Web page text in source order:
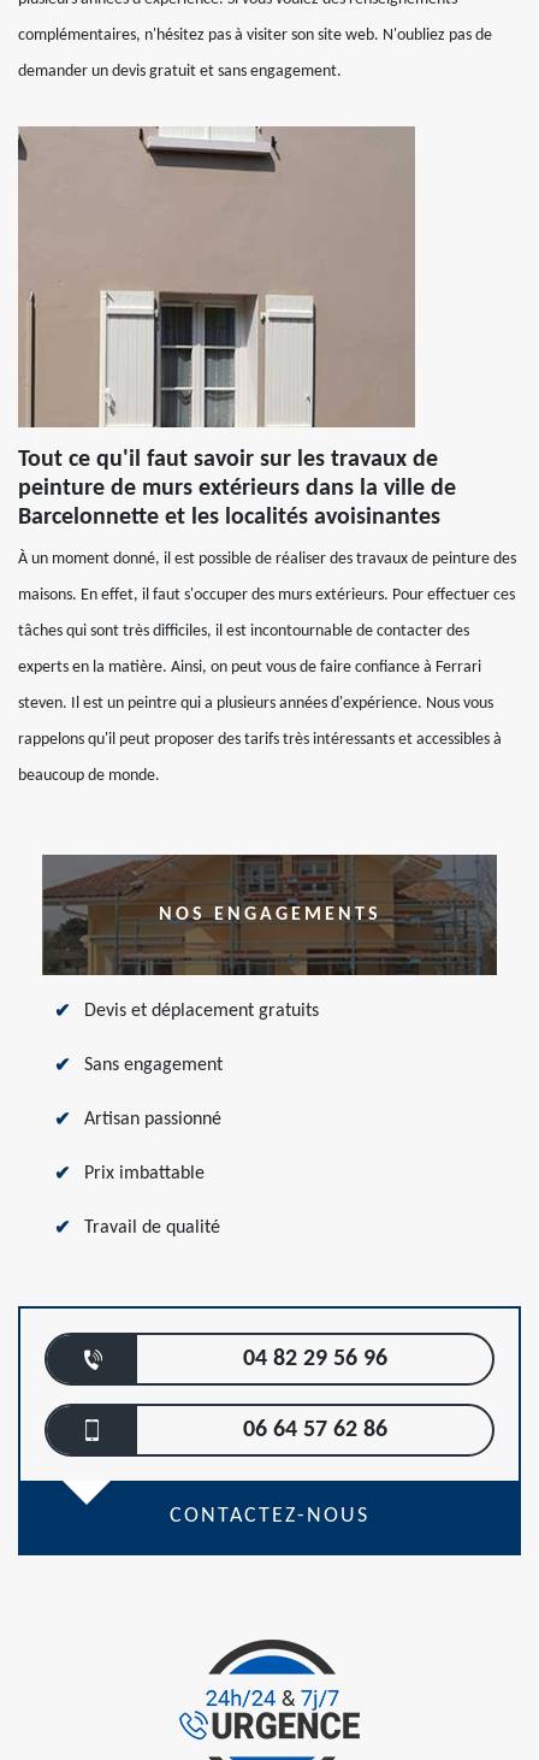
complémentaires, n'hésitez pas à visiter son site web. N'oubliez pas de
demander un devis gratuit et sans engagement.
Tout ce qu'il faut savoir sur les travaux de
peinture de murs extérieurs dans la ville de
Barcelonnette et les localités avoisinantes
À un moment donné, il est possible de réaliser des travaux de peinture des
maisons. En effet, il faut s'occuper des murs extérieurs. Pour effectuer ces
tâches qui sont très difficiles, il est incontournable de contacter des
experts en la matière. Ainsi, on peut vous de faire confiance à Ferrari
steven. Il est un peintre qui a plusieurs années d'expérience. Nous vous
rappelons qu'il peut proposer des tarifs très intéressants et accessibles à
beaucoup de monde.
NOS ENGAGEMENTS
Devis et déplacement gratuits
Sans engagement
Artisan passionné
Prix imbattable
Travail de qualité
04 82 29 56 96
06 64 57 62 86
CONTACTEZ-NOUS